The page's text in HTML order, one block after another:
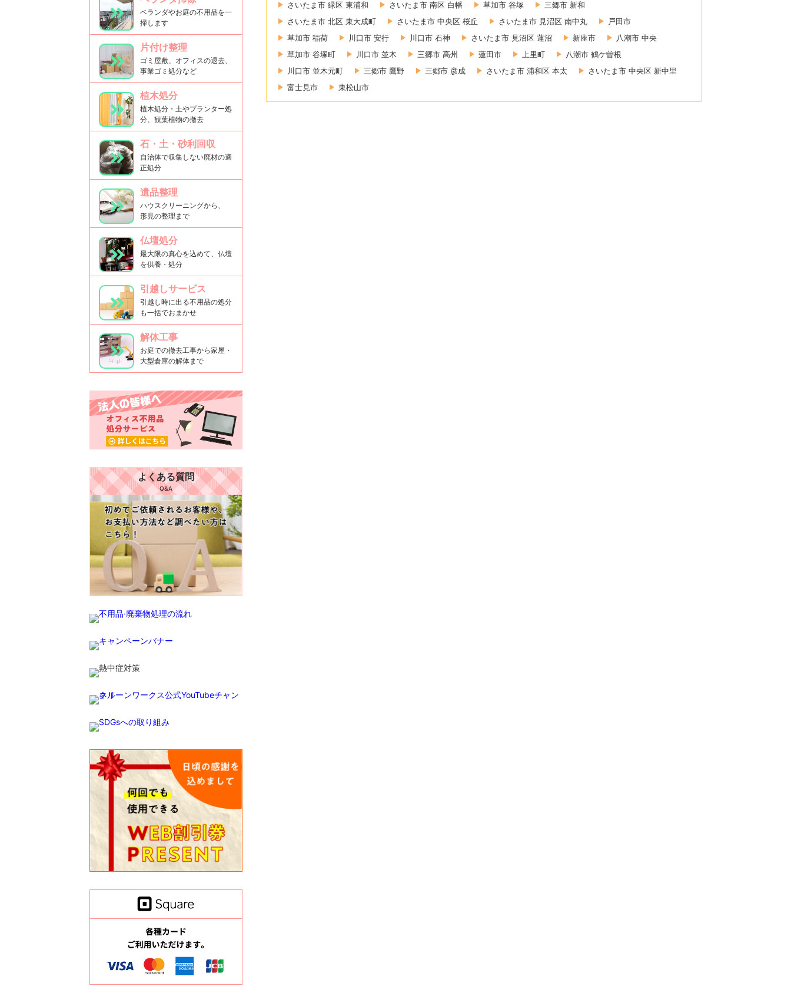
さいたま市 緑区 東浦和
さいたま市 南区 白幡 草加市 谷塚
三郷市 新和
さいたま市 北区 東大成町
さいたま市 中央区 桜丘 さいたま市 見沼区 南中丸
戸田市
草加市 稲荷
川口市 安行 川口市 石神 さいたま市 見沼区 蓮沼 新座市
八潮市 中央
草加市 谷塚町
川口市 並木 三郷市 高州 蓮田市 上里町
八潮市 鶴ケ曽根
川口市 並木元町
三郷市 鷹野 三郷市 彦成 さいたま市 浦和区 本太
さいたま市 中央区 新中里
富士見市
東松山市
ベランダやお庭の不用品を一
掃します
片付け整理
ゴミ屋敷、オフィスの退去、
事業ゴミ処分など
植木処分
植木処分・土やプランター処
分、観葉植物の撤去
石・土・砂利回収
自治体で収集しない廃材の適
正処分
遺品整理
ハウスクリーニングから、
形見の整理まで
仏壇処分
最大限の真心を込めて、仏壇
を供養・処分
引越しサービス
引越し時に出る不用品の処分
も一括でおまかせ
解体工事
お庭での撤去工事から家屋・
大型倉庫の解体まで
よくある質問
Q&A